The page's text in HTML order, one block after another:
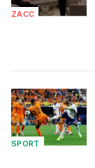
ZACC
SPORT